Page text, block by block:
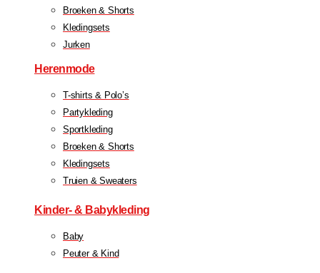
Broeken & Shorts
Kledingsets
Jurken
Herenmode
T-shirts & Polo’s
Partykleding
Sportkleding
Broeken & Shorts
Kledingsets
Truien & Sweaters
Kinder- & Babykleding
Baby
Peuter & Kind